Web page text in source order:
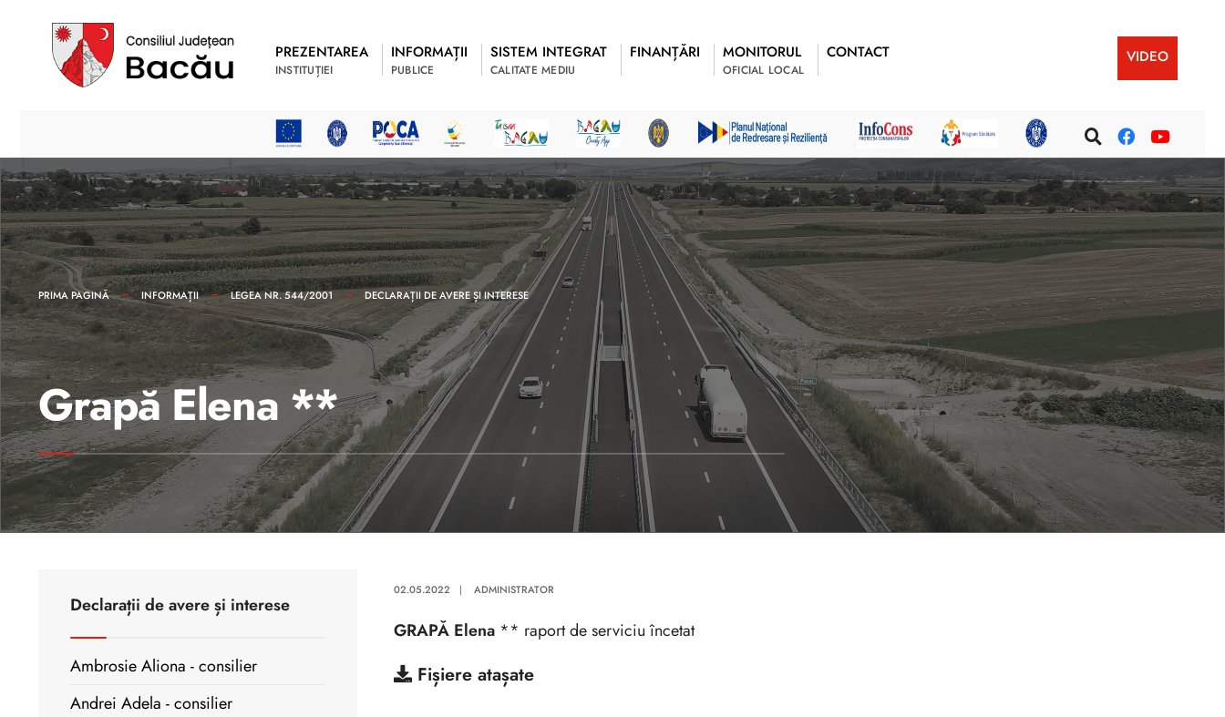
PREZENTAREA
INSTITUȚIEI
INFORMAȚII
PUBLICE
SISTEM INTEGRAT
CALITATE MEDIU
FINANȚĂRI MONITORUL
OFICIAL LOCAL
CONTACT VIDEO
PRIMA PAGINĂ INFORMAȚII LEGEA NR. 544/2001 DECLARAȚII DE AVERE ȘI INTERESE
Grapă Elena **
02.05.2022 | ADMINISTRATOR
GRAPĂ Elena ** raport de serviciu încetat
Fișiere atașate
Declarații de avere și interese
Ambrosie Aliona - consilier
Andrei Adela - consilier